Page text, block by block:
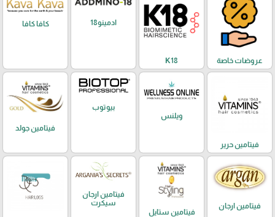
عروضات خاصة K18
ادمينو18 كافا كافا
فيتامين حرير
ويلنس
بيوتوب
فيتامين جولد
فيتامين ارجان
فيتامين ستايل
فيتامين ارجان
سيكرت